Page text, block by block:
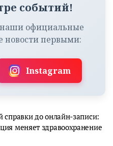
событий!
официальные
новости первыми:
Instagram
справки до онлайн-записи:
меняет здравоохранение